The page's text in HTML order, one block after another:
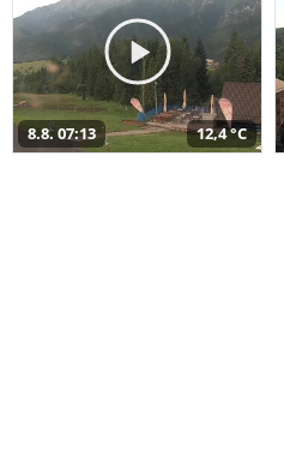
8.8. 07:13 12,4 °C